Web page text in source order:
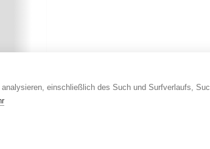
einschließlich des Such und Surfverlaufs,